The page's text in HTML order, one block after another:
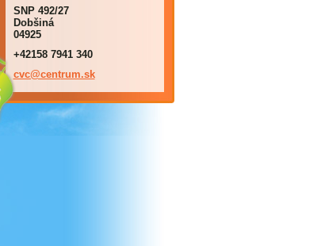
SNP 492/27
Dobšiná
04925
+42158 7941 340
cvc@centrum.sk